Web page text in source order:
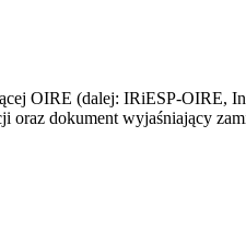
OIRE (dalej: IRiESP-OIRE,
dokument wyjaśniający